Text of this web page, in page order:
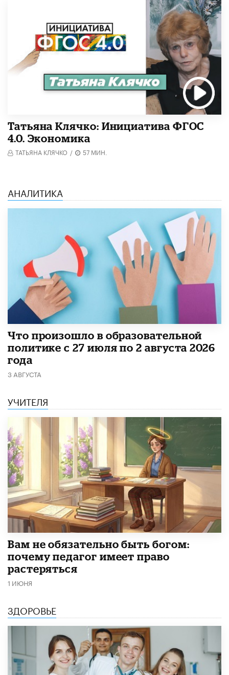
Татьяна Клячко: Инициатива ФГОС
4.0. Экономика
ТАТЬЯНА КЛЯЧКО / 57 МИН.
АНАЛИТИКА
​Что произошло в образовательной
политике с 27 июля по 2 августа 2026
года
3 АВГУСТА
УЧИТЕЛЯ
​Вам не обязательно быть богом:
почему педагог имеет право
растеряться
1 ИЮНЯ
ЗДОРОВЬЕ